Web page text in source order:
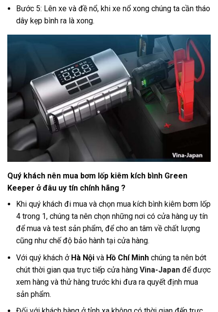
Bước 5: Lên xe và đề nổ, khi xe nổ xong chúng ta cần tháo
dây kẹp bình ra là xong.
Quý khách nên mua bơm lốp kiêm kích bình Green
Keeper ở đâu uy tín chính hãng ?
Khi quý khách đi mua và chọn mua kích bình kiêm bơm lốp
4 trong 1, chúng ta nên chọn những nơi có cửa hàng uy tín
để mua và test sản phẩm, để cho an tâm về chất lượng
cũng như chế độ bảo hành tại cửa hàng.
Với quý khách ở Hà Nội và Hồ Chí Minh chúng ta nên bớt
chút thời gian qua trực tiếp cửa hàng Vina-Japan để được
xem hàng và thử hàng trước khi đưa ra quyết định mua
sản phẩm.